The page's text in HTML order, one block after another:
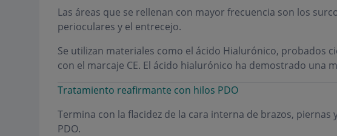
Las áreas que se rellenan con mayor frecuencia son los
perioculares y el entrecejo.
Se utilizan materiales como el ácido Hialurónico, probados
con el marcaje CE. El ácido hialurónico ha demostrado una
Tratamiento reafirmante con hilos PDO
Termina con la flacidez de la cara interna de brazos,
PDO.